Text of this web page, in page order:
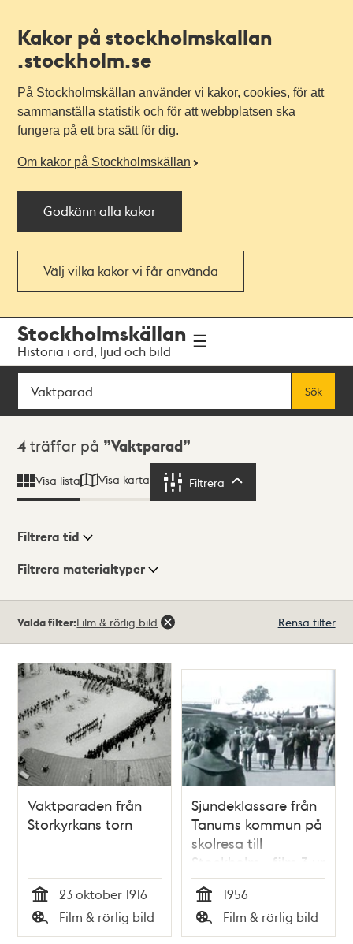
Kakor på stockholmskallan
.stockholm.se
På Stockholmskällan använder vi kakor, cookies, för att
sammanställa statistik och för att webbplatsen ska
fungera på ett bra sätt för dig.
Om kakor på Stockholmskällan
Godkänn alla kakor
Välj vilka kakor vi får använda
navigationen
huvudinnehållet
Stockholmskällan
Historia i ord, ljud och bild
Sök
Sök
Sökresultat
4 träffar på Vaktparad
Visa lista Visa karta Filtrera
Visningsläge
Filtrera tid
Filtrera materialtyper
träffar
Valda filter:Film & rörlig bild Rensa filter
Vaktparaden från
Storkyrkans torn
Tid
23 oktober 1916
Typ
Film & rörlig bild
Sjundeklassare från
Tanums kommun på
skolresa till
Stockholm - film 3 ur
Kjell Walter
Sohlbergs samling
Tid
1956
Typ
Film & rörlig bild